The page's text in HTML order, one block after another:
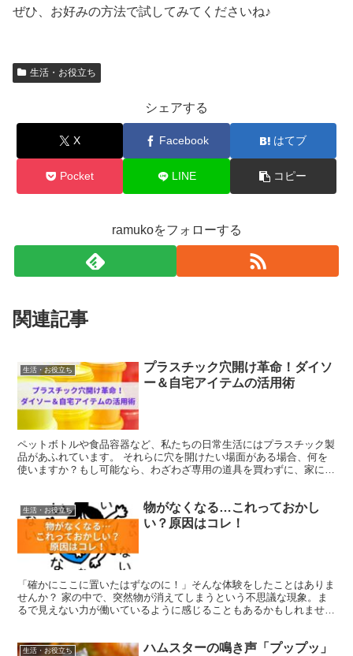
ぜひ、お好みの方法で試してみてくださいね♪
生活・お役立ち
シェアする
X Facebook はてブ
Pocket LINE コピー
ramukoをフォローする
関連記事
生活・お役立ち
プラスチック穴開け革命！ダイソ
ー＆自宅アイテムの活用術
ペットボトルや食品容器など、私たちの日常生活にはプラスチック製
品があふれています。 それらに穴を開けたい場面がある場合、何を
使いますか？もし可能なら、わざわざ専用の道具を買わずに、家にあ
生活・お役立ち
物がなくなる…これっておかし
い？原因はコレ！
「確かにここに置いたはずなのに！」そんな体験をしたことはありま
せんか？ 家の中で、突然物が消えてしまうという不思議な現象。ま
るで見えない力が働いているように感じることもあるかもしれませ
生活・お役立ち
ハムスターの鳴き声「プップッ」